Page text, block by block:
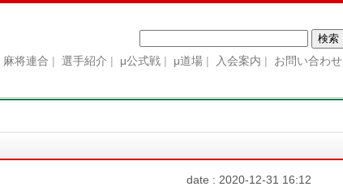
索:
麻将連合 選手紹介 μ公式戦 μ道場 入会案内 お問い合わせ
date : 2020-12-31 16:12